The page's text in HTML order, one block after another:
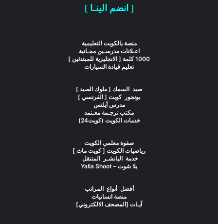
[ انضم الينـا ]
منصة يالكويت التعليمية
اعـلانات مدرسـين مجـانية
1000 كلمة [ الانجليزية للمبتدئين ]
تعليم قيادة السيارات
صيد السمك [ ملوك الصيد ]
بونجور كويت [ الفرنسي ]
مدرس أيلتس
مكتب ترجـمة معـتمد
خدمات الكويت (كويت24)
صفوة معلمي الكويت
رياضيات الكويت [ كويت ماث ]
خدمة البانشـر المتنقل
يلا شوت – Yalla Shoot
أفضل أنواع المراتب
منصة انسانيات
آيـات [المصحف الالكتروني]